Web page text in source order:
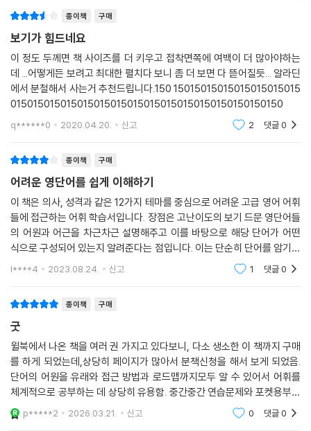
활의 모든 영역과 연결되어 있다. 그만큼 중요한 단어의 습득을 위해 루이
스 교수가 취한 방식은 콘텍스트 방법론이다. 단어의 탄생 배경부터 단어
의 성장 과정, 연관성을 지닌 단어들의 특징을 한 줄기 맥락을 통해 이해시
킨다는 것. 책 속 단어들은 유기적으로 연결되며 하나로 통합된다. 설명 방
식 또한 맥락에 근거하여 종교, 문화, 역사, 신화, 철학, 과학, 심리학 등이
단어들의 탄생 배경으로 등장한다. 하여, 이 책은 단순한 영단어 학습서라
기보다는 한 권의 인문학 책에 가깝다. 완독한 이에게 지적 희열을 안겨줄
노작이다.
1999 이 책을 선택한 당신은 이미 영어 공부의 반은 성공했다 *hs***
2000 어휘로 인해 고생하고 있다면 이 책을 보라. 한두 달 후에는 당신이
변한다 *린다***
2001 최고의 어휘 교재다. 반드시 모든 학교에서 읽혀야 한다 *조셉***
2002 SAT 고득점을 위한 책. SAT를 준비한다면 이 책은 필수 *A.***
2003 미국에서 대학을 다니려면 필수 단어들이다 *익명
2004 GRE 빈출 단어 리스트나 다름없다 *지디***
2006 꼬리를 물고 불어난 엄청난 양의 단어들을 거의 기억하게 된다 *델
라***
2007 어렵지만 도전할 가치가 있다. 이 책을 사라. 최고다 *댄***
2008 따로 사전과 연습장을 들고 다닐 필요 없다 *블롭***
2009 다른 어휘 교재들은 사전적 의미만 제공하지만 이 책은 그 이상이다
*포키***
2010 이 책을 본 후 어떤 단어들을 봐도 편안하다 *지***
2011 엄청난 성공을 가져다준 책. 정말 황금 같은 가치가 있다 *엉클 ***
종이책 구매
보기가 힘드네요
이 정도 두께면 책 사이즈를 더 키우고 접착면쪽에 여백이 더 많아야하는
데 ...어떻게든 보려고 최대한 펼치다 보니 좀 더 보면 다 뜯어질듯... 알라딘
에서 분철해서 사는거 추천드립니다.150 15015015015015015015015
0150150150150150150150150150150150150150150150150
q******0 2020.04.20. 신고 2 댓글0
종이책 구매
어려운 영단어를 쉽게 이해하기
이 책은 의사, 성격과 같은 12가지 테마를 중심으로 어려운 고급 영어 어휘
들에 접근하는 어휘 학습서입니다. 장점은 고난이도의 보기 드문 영단어들
의 어원과 어근을 차근차근 설명해주고 이를 바탕으로 해당 단어가 어떤
식으로 구성되어 있는지 알려준다는 점입니다. 이는 단순히 단어를 암기하
는 데에만 그치는 학습용 단어장들과 차별화되는 지점입니다. 예를 들어
l****4 2023.08.24. 신고 1 댓글0
종이책 구매
굿
윌북에서 나온 책을 여러 권 가지고 있다보니, 다소 생소한 이 책까지 구매
를 하게 되었는데,상당히 페이지가 많아서 분책신청을 해서 보게 되었음.
단어의 어원을 유래와 접근 방법과 로드맵까지모두 알 수 있어서 어휘를
체계적으로 공부하는 데 상당히 유용함. 중간중간 연습문제와 포켓용부록
책까지 있어서 상당히 만족..
p*****2 2026.03.21. 신고 0 댓글0